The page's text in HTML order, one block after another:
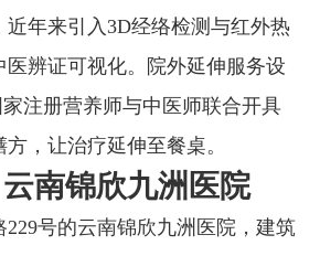
年来引入3D经络检测与红外热
医辨证可视化。院外延伸服务设
注册营养师与中医师联合开具
，让治疗延伸至餐桌。
南锦欣九洲医院
号的云南锦欣九洲医院，建筑